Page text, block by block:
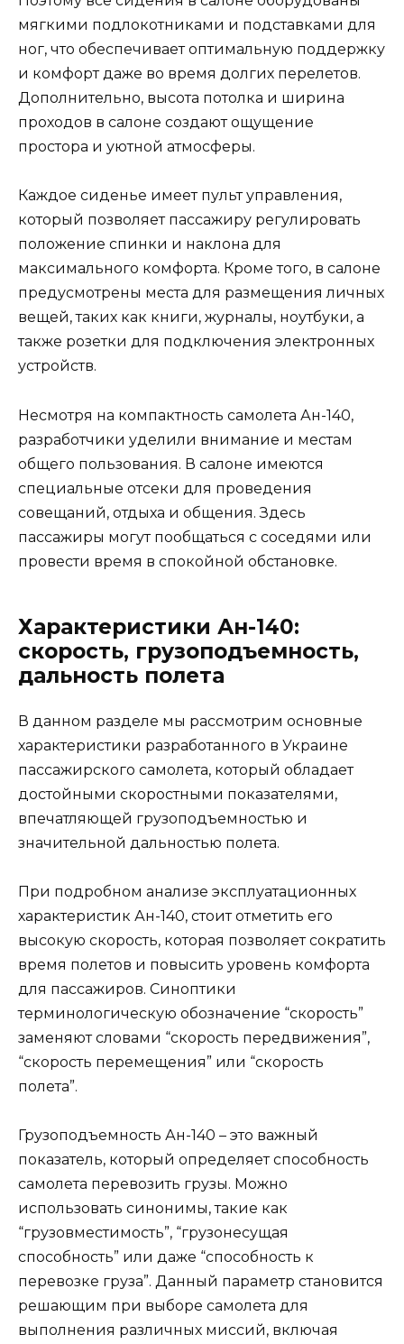
мягкими подлокотниками и подставками для
ног, что обеспечивает оптимальную поддержку
и комфорт даже во время долгих перелетов.
Дополнительно, высота потолка и ширина
проходов в салоне создают ощущение
простора и уютной атмосферы.
Каждое сиденье имеет пульт управления,
который позволяет пассажиру регулировать
положение спинки и наклона для
максимального комфорта. Кроме того, в салоне
предусмотрены места для размещения личных
вещей, таких как книги, журналы, ноутбуки, а
также розетки для подключения электронных
устройств.
Несмотря на компактность самолета Ан-140,
разработчики уделили внимание и местам
общего пользования. В салоне имеются
специальные отсеки для проведения
совещаний, отдыха и общения. Здесь
пассажиры могут пообщаться с соседями или
провести время в спокойной обстановке.
Характеристики Ан-140:
скорость, грузоподъемность,
дальность полета
В данном разделе мы рассмотрим основные
характеристики разработанного в Украине
пассажирского самолета, который обладает
достойными скоростными показателями,
впечатляющей грузоподъемностью и
значительной дальностью полета.
При подробном анализе эксплуатационных
характеристик Ан-140, стоит отметить его
высокую скорость, которая позволяет сократить
время полетов и повысить уровень комфорта
для пассажиров. Синоптики
терминологическую обозначение “скорость”
заменяют словами “скорость передвижения”,
“скорость перемещения” или “скорость
полета”.
Грузоподъемность Ан-140 – это важный
показатель, который определяет способность
самолета перевозить грузы. Можно
использовать синонимы, такие как
“грузовместимость”, “грузонесущая
способность” или даже “способность к
перевозке груза”. Данный параметр становится
решающим при выборе самолета для
выполнения различных миссий, включая